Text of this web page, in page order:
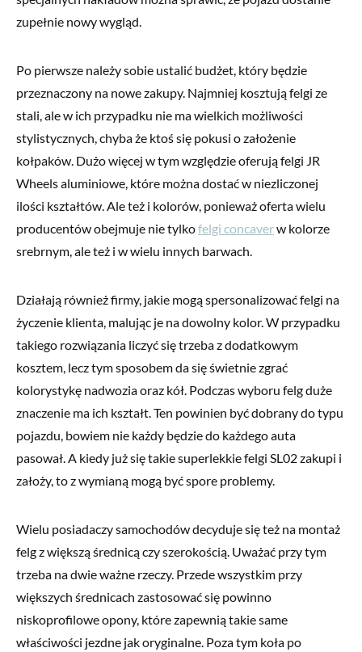
zupełnie nowy wygląd.
Po pierwsze należy sobie ustalić budżet, który będzie
przeznaczony na nowe zakupy. Najmniej kosztują felgi ze
stali, ale w ich przypadku nie ma wielkich możliwości
stylistycznych, chyba że ktoś się pokusi o założenie
kołpaków. Dużo więcej w tym względzie oferują felgi JR
Wheels aluminiowe, które można dostać w niezliczonej
ilości kształtów. Ale też i kolorów, ponieważ oferta wielu
producentów obejmuje nie tylkofelgi concaverw kolorze
srebrnym, ale też i w wielu innych barwach.
Działają również firmy, jakie mogą spersonalizować felgi na
życzenie klienta, malując je na dowolny kolor. W przypadku
takiego rozwiązania liczyć się trzeba z dodatkowym
kosztem, lecz tym sposobem da się świetnie zgrać
kolorystykę nadwozia oraz kół. Podczas wyboru felg duże
znaczenie ma ich kształt. Ten powinien być dobrany do typu
pojazdu, bowiem nie każdy będzie do każdego auta
pasował. A kiedy już się takie superlekkie felgi SL02 zakupi i
założy, to z wymianą mogą być spore problemy.
Wielu posiadaczy samochodów decyduje się też na montaż
felg z większą średnicą czy szerokością. Uważać przy tym
trzeba na dwie ważne rzeczy. Przede wszystkim przy
większych średnicach zastosować się powinno
niskoprofilowe opony, które zapewnią takie same
właściwości jezdne jak oryginalne. Poza tym koła po